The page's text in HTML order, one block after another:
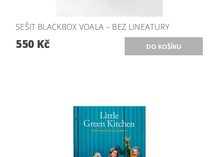
SEŠIT BLACKBOX VOALA – BEZ LINEATURY
550 Kč